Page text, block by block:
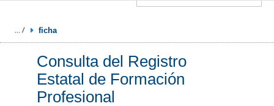
ficha
Consulta del Registro
Estatal de Formación
Profesional